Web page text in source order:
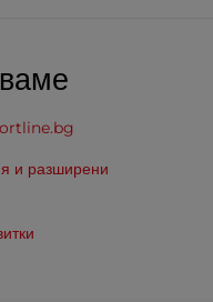
и разширени